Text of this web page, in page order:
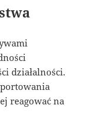
działalności.
reagować na